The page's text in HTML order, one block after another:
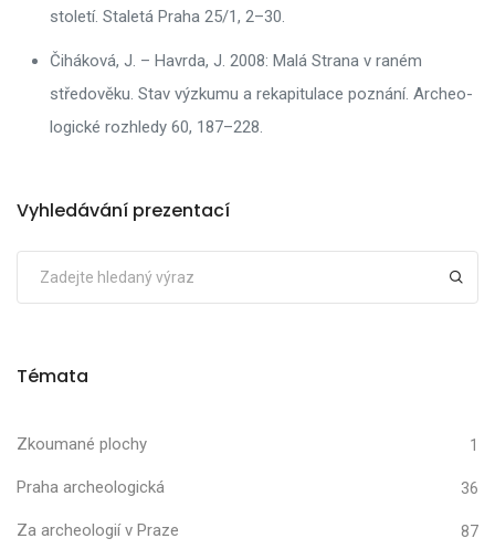
století. Staletá Praha 25/1, 2–30.
Čiháková, J. – Havrda, J. 2008: Malá Strana v raném
středověku. Stav výzkumu a rekapitulace poznání. Archeo-
logické rozhledy 60, 187–228.
Vyhledávání prezentací
Témata
Zkoumané plochy 1
Praha archeologická 36
Za archeologií v Praze 87